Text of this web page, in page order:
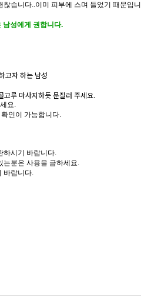
습니다..이미 피부에 스며 들었기 때문입
남성에게 권합니다.
고자 하는 남성
루 마사지하듯 문질러 주세요.
요.
인이 가능합니다.
하시기 바랍니다.
는분은 사용을 금하세요.
바랍니다.